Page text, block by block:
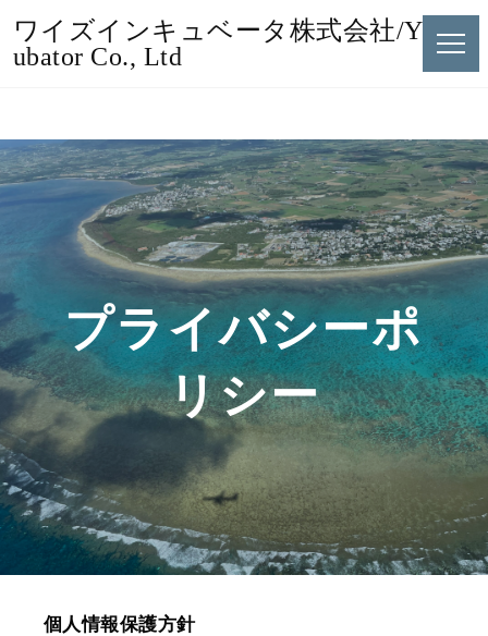
ワイズインキュベータ株式会社/Y's Inc
ubator Co., Ltd
プライバシーポ
リシー
個人情報保護方針